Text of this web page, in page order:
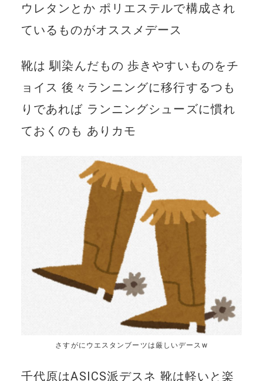
ウレタンとか ポリエステルで構成され
ているものがオススメデース
靴は 馴染んだもの 歩きやすいものをチ
ョイス 後々ランニングに移行するつも
りであれば ランニングシューズに慣れ
ておくのも ありカモ
さすがにウエスタンブーツは厳しいデースw
千代原はASICS派デスネ 靴は軽いと楽